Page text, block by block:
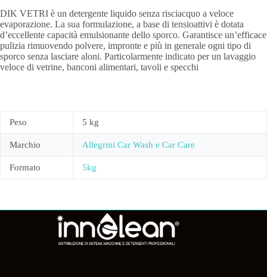
DIK VETRI è un detergente liquido senza risciacquo a veloce
evaporazione. La sua formulazione, a base di tensioattivi è dotata
d’eccellente capacità emulsionante dello sporco. Garantisce un’efficace
pulizia rimuovendo polvere, impronte e più in generale ogni tipo di
sporco senza lasciare aloni. Particolarmente indicato per un lavaggio
veloce di vetrine, banconi alimentari, tavoli e specchi
Peso 5 kg
Marchio Allegrini Car Wash e Car Care
Formato 5kg